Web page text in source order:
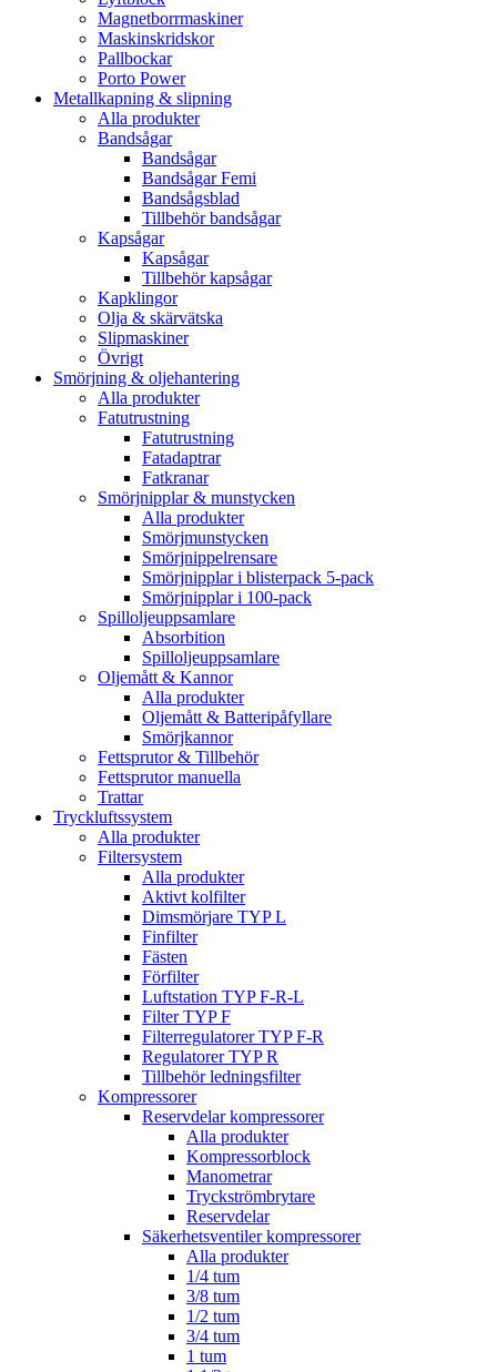
Magnetborrmaskiner
Maskinskridskor
Pallbockar
Porto Power
Metallkapning & slipning
Alla produkter
Bandsågar
Bandsågar
Bandsågar Femi
Bandsågsblad
Tillbehör bandsågar
Kapsågar
Kapsågar
Tillbehör kapsågar
Kapklingor
Olja & skärvätska
Slipmaskiner
Övrigt
Smörjning & oljehantering
Alla produkter
Fatutrustning
Fatutrustning
Fatadaptrar
Fatkranar
Smörjnipplar & munstycken
Alla produkter
Smörjmunstycken
Smörjnippelrensare
Smörjnipplar i blisterpack 5-pack
Smörjnipplar i 100-pack
Spilloljeuppsamlare
Absorbition
Spilloljeuppsamlare
Oljemått & Kannor
Alla produkter
Oljemått & Batteripåfyllare
Smörjkannor
Fettsprutor & Tillbehör
Fettsprutor manuella
Trattar
Tryckluftssystem
Alla produkter
Filtersystem
Alla produkter
Aktivt kolfilter
Dimsmörjare TYP L
Finfilter
Fästen
Förfilter
Luftstation TYP F-R-L
Filter TYP F
Filterregulatorer TYP F-R
Regulatorer TYP R
Tillbehör ledningsfilter
Kompressorer
Reservdelar kompressorer
Alla produkter
Kompressorblock
Manometrar
Tryckströmbrytare
Reservdelar
Säkerhetsventiler kompressorer
Alla produkter
1/4 tum
3/8 tum
1/2 tum
3/4 tum
1 tum